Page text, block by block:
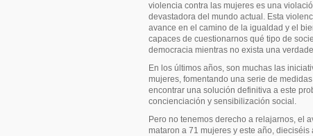
violencia contra las mujeres es una
devastadora del mundo actual. Esta
avance en el camino de la igualdad y el
capaces de cuestionarnos qué tipo de
democracia mientras no exista una
En los últimos años, son muchas las
mujeres, fomentando una serie de
encontrar una solución definitiva a este
concienciación y sensibilización social.
Pero no tenemos derecho a relajarnos, el
mataron a 71 mujeres y este año,